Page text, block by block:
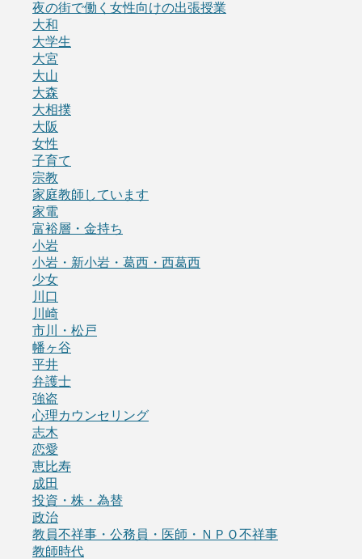
夜の街で働く女性向けの出張授業
大和
大学生
大宮
大山
大森
大相撲
大阪
女性
子育て
宗教
家庭教師しています
家電
富裕層・金持ち
小岩
小岩・新小岩・葛西・西葛西
少女
川口
川崎
市川・松戸
幡ヶ谷
平井
弁護士
強盗
心理カウンセリング
志木
恋愛
恵比寿
成田
投資・株・為替
政治
教員不祥事・公務員・医師・ＮＰＯ不祥事
教師時代